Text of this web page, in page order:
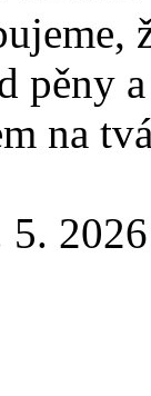
pěny
na
5. 2026